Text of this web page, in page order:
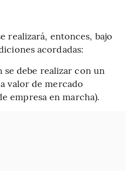
realizará, entonces, bajo
acordadas:
debe realizar con un
valor de mercado
empresa en marcha).